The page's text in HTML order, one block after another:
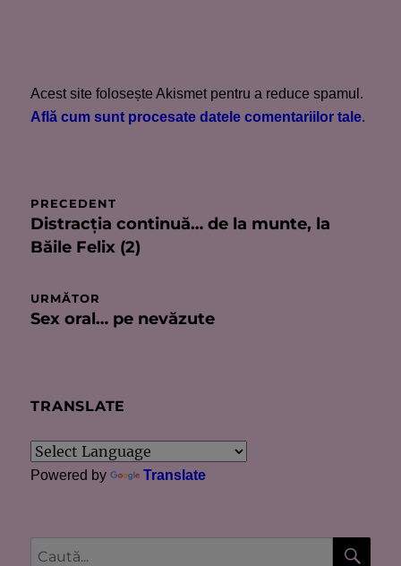
Acest site folosește Akismet pentru a reduce spamul.
Află cum sunt procesate datele comentariilor tale.
Navigare
în
PRECEDENT
Articolul
anterior:
Distracţia continuă… de la munte, la
Băile Felix (2)
URMĂTOR
Articolul
Sex oral… pe nevăzute
TRANSLATE
Powered by Translate